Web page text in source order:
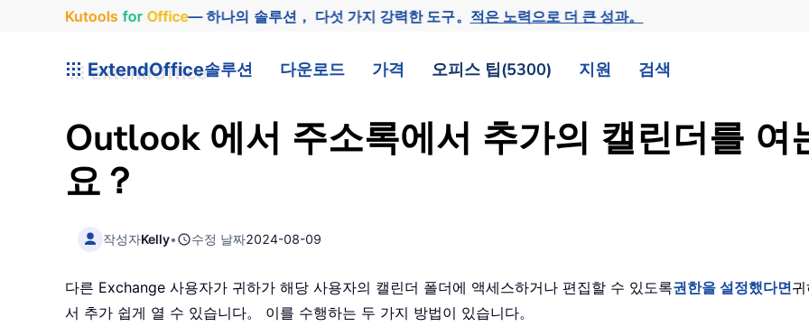
Kutools for Office— 하나의 솔루션， 다섯 가지 강력한 도구。적은 노력으로 더 큰 성과。
ExtendOffice솔루션 다운로드 가격 오피스 팁(5300) 지원 검색
Outlook 에서 주소록에서 추가의 캘린더를 여
요？
작성자Kelly• 수정 날짜2024-08-09
다른 Exchange 사용자가 귀하가 해당 사용자의 캘린더 폴더에 액세스하거나 편집할 수 있도록권한을 설정했다면
서 추가 쉽게 열 수 있습니다。 이를 수행하는 두 가지 방법이 있습니다。